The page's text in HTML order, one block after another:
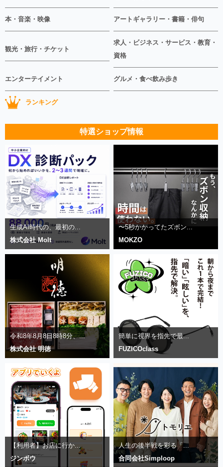
本・音楽・映像 アートギャラリー・書籍・俳句
観光・旅行・チケット
求人・ビジネス・サービス・教育・
資格
エンターテイメント グルメ・食べ飲み歩き
ランキング
特選ショップ情報
生成AI時代の、最初の...
株式会社 Molt
〜5秒かかってたズボン...
MOKZO
令和8年8月8日8時8分、...
株式会社 明徳
簡単に視界を指先で最...
FUZICOclass
【利用者】お店に行か...
ジンボウ
人生の後半戦を彩る「...
合同会社Simploop